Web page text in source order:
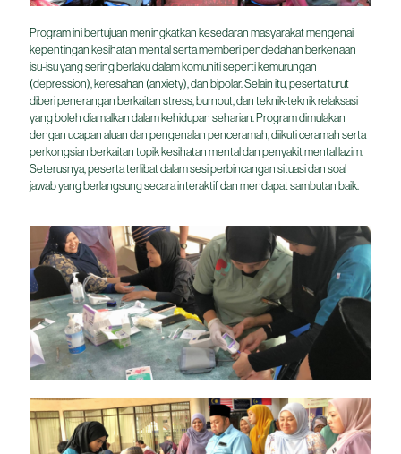
Program ini bertujuan meningkatkan kesedaran masyarakat mengenai
kepentingan kesihatan mental serta memberi pendedahan berkenaan
isu-isu yang sering berlaku dalam komuniti seperti kemurungan
(depression), keresahan (anxiety), dan bipolar. Selain itu, peserta turut
diberi penerangan berkaitan stress, burnout, dan teknik-teknik relaksasi
yang boleh diamalkan dalam kehidupan seharian. Program dimulakan
dengan ucapan aluan dan pengenalan penceramah, diikuti ceramah serta
perkongsian berkaitan topik kesihatan mental dan penyakit mental lazim.
Seterusnya, peserta terlibat dalam sesi perbincangan situasi dan soal
jawab yang berlangsung secara interaktif dan mendapat sambutan baik.